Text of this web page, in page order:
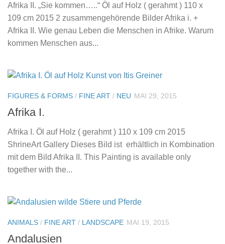
Afrika II. „Sie kommen…..“ Öl auf Holz ( gerahmt ) 110 x
109 cm 2015 2 zusammengehörende Bilder Afrika i. +
Afrika II. Wie genau Leben die Menschen in Afrike. Warum
kommen Menschen aus...
FIGURES & FORMS / FINE ART / NEU MAI 29, 2015
Afrika I.
Afrika I. Öl auf Holz ( gerahmt ) 110 x 109 cm 2015
ShrineArt Gallery Dieses Bild ist erhältlich in Kombination
mit dem Bild Afrika II. This Painting is available only
together with the...
ANIMALS / FINE ART / LANDSCAPE MAI 19, 2015
Andalusien